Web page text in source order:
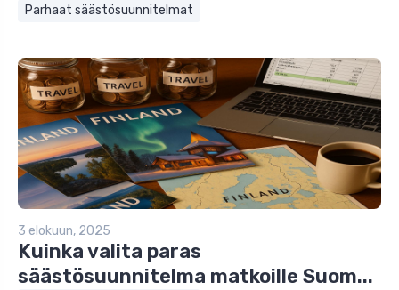
Parhaat säästösuunnitelmat
3 elokuun, 2025
Kuinka valita paras
säästösuunnitelma matkoille Suom...